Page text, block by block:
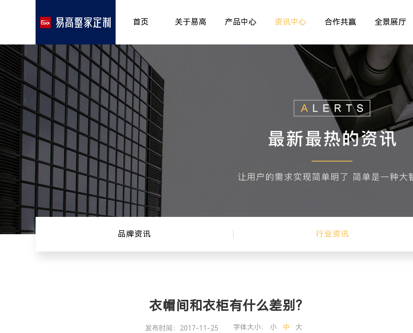
首页 关于易高 产品中心
>
木门系列 >
资讯中心
品牌资讯
合作共赢 全景展厅
品牌资讯 行业资讯
衣帽间和衣柜有什么差别?
发布时间：2017-11-25 字体大小： 小 中 大